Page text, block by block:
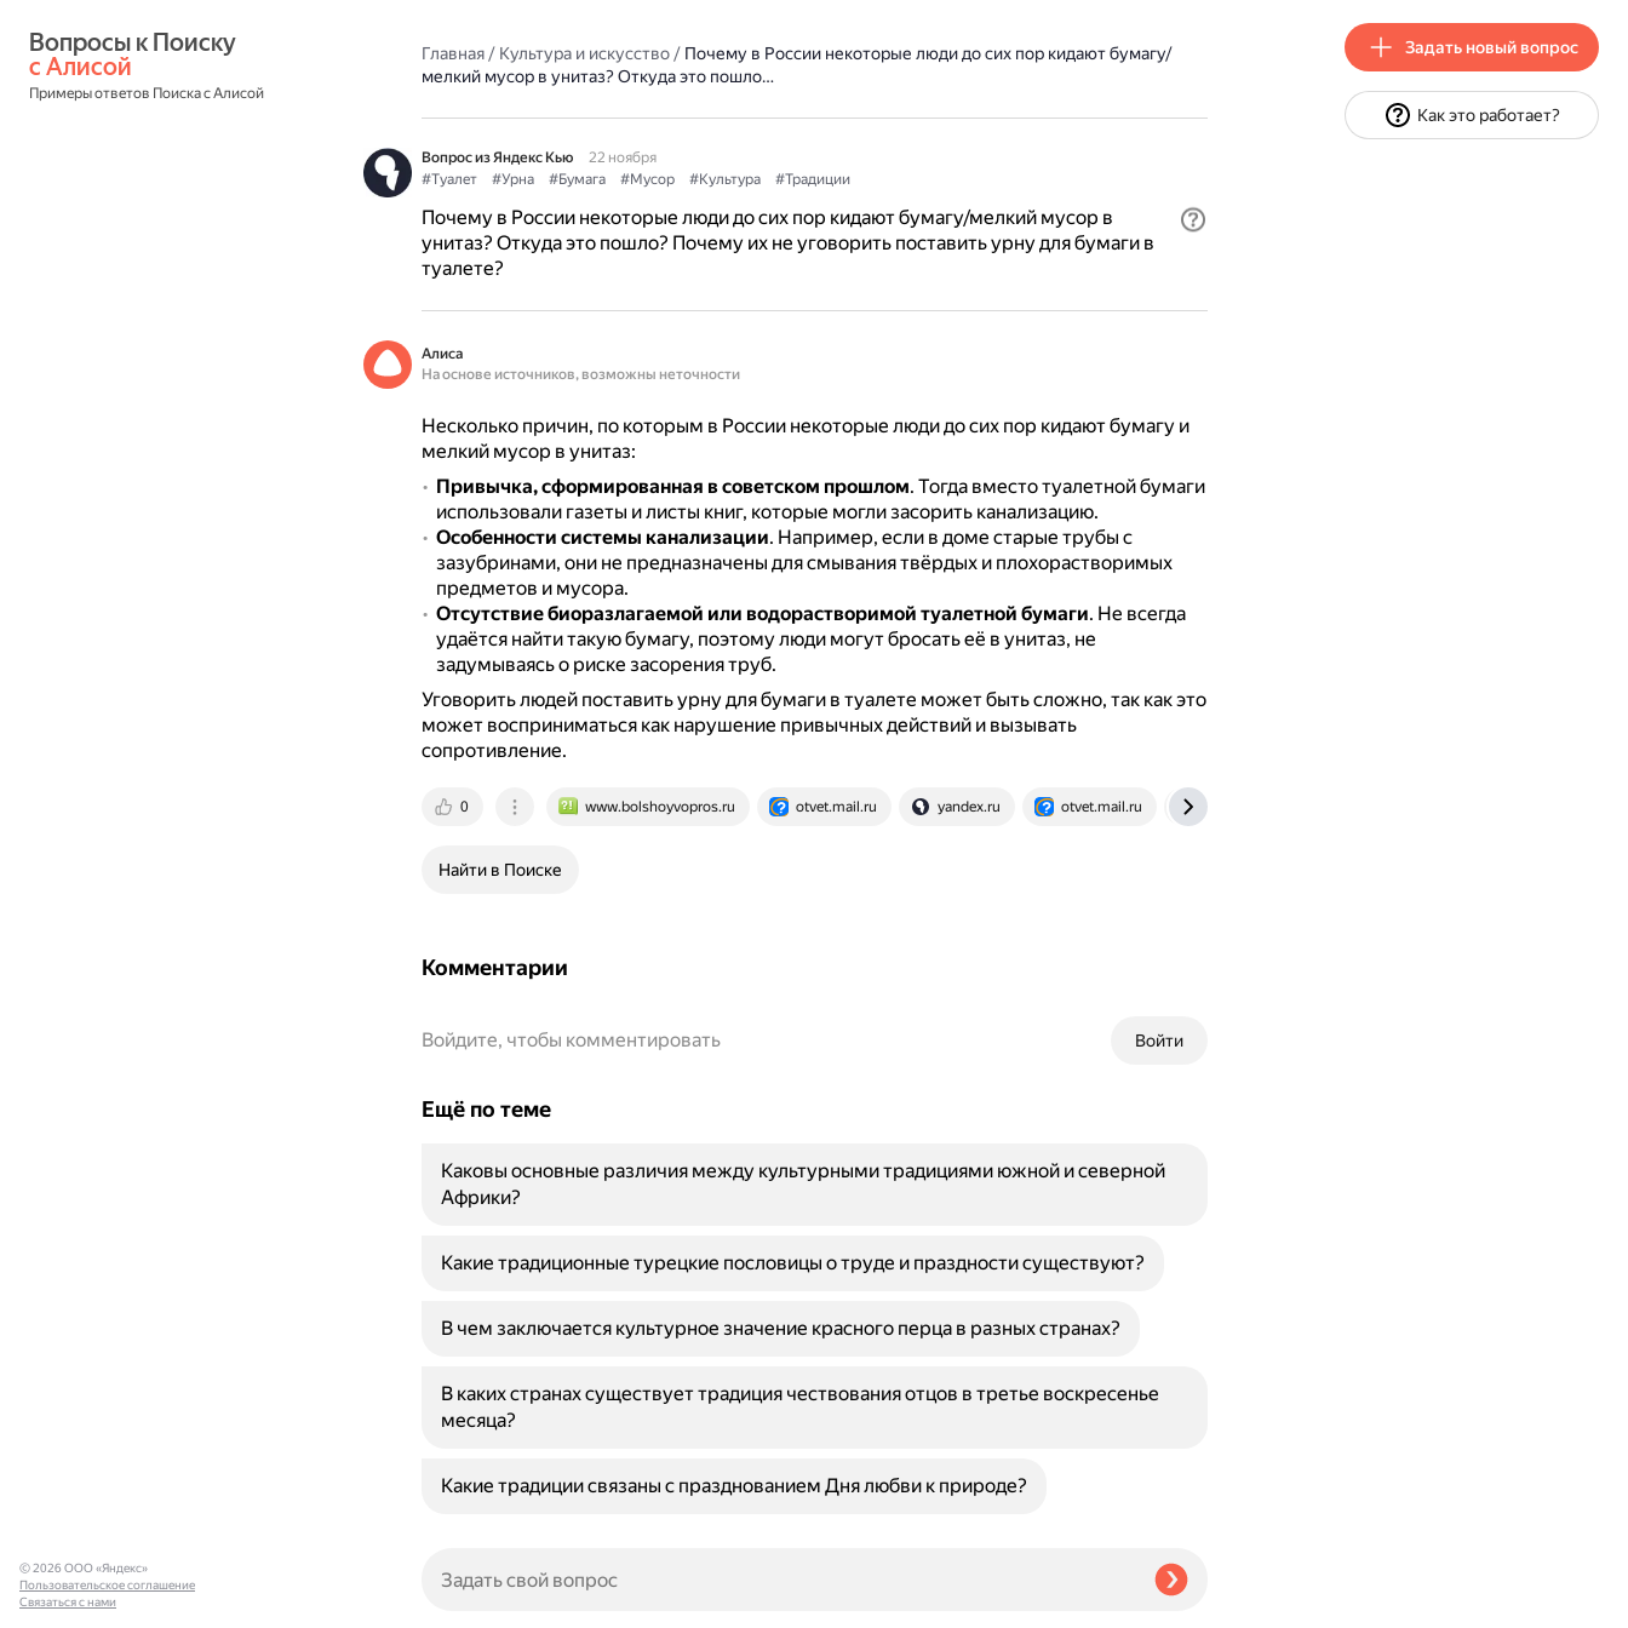
с Алисой
Примеры ответов Поиска с Алисой
Главная/ Культура и искусство/ Почему в России некоторые люди до сих пор кидают бумагу/
мелкий мусор в унитаз? Откуда это пошло…
Вопрос из Яндекс Кью
22 ноября
#Туалет
#Урна #Бумага #Мусор #Культура #Традиции
Почему в России некоторые люди до сих пор кидают бумагу/мелкий мусор в
унитаз? Откуда это пошло? Почему их не уговорить поставить урну для бумаги в
туалете?
Алиса
На основе источников, возможны неточности
Несколько причин, по которым в России некоторые люди до сих пор кидают бумагу и
мелкий мусор в унитаз:
Привычка, сформированная в советском прошлом. Тогда вместо туалетной бумаги
использовали газеты и листы книг, которые могли засорить канализацию.
Особенности системы канализации. Например, если в доме старые трубы с
зазубринами, они не предназначены для смывания твёрдых и плохорастворимых
предметов и мусора.
Отсутствие биоразлагаемой или водорастворимой туалетной бумаги. Не всегда
удаётся найти такую бумагу, поэтому люди могут бросать её в унитаз, не
задумываясь о риске засорения труб.
Уговорить людей поставить урну для бумаги в туалете может быть сложно, так как это
может восприниматься как нарушение привычных действий и вызывать
сопротивление.
0 www.bolshoyvopros.ru otvet.mail.ru yandex.ru otvet.mail.ru
Найти в Поиске
Комментарии
Войти
Войдите, чтобы комментировать
Ещё по теме
Каковы основные различия между культурными традициями южной и северной
Африки?
Какие традиционные турецкие пословицы о труде и праздности существуют?
В чем заключается культурное значение красного перца в разных странах?
В каких странах существует традиция чествования отцов в третье воскресенье
месяца?
Какие традиции связаны с празднованием Дня любви к природе?
© 2026 ООО «Яндекс»
Пользовательское соглашение
Связаться с нами
Задать новый вопрос
Как это работает?